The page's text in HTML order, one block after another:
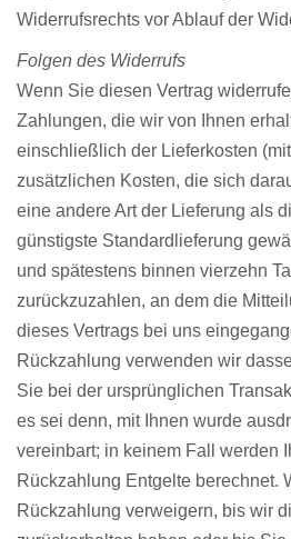
Widerrufsrechts vor Ablauf der
Folgen des Widerrufs
Wenn Sie diesen Vertrag
Zahlungen, die wir von Ihnen
einschließlich der Lieferkosten
zusätzlichen Kosten, die sich
eine andere Art der Lieferung als
günstigste Standardlieferung
und spätestens binnen vierzehn
zurückzuzahlen, an dem die
dieses Vertrags bei uns
Rückzahlung verwenden wir
Sie bei der ursprünglichen
es sei denn, mit Ihnen wurde
vereinbart; in keinem Fall werden
Rückzahlung Entgelte berechnet.
Rückzahlung verweigern, bis wir